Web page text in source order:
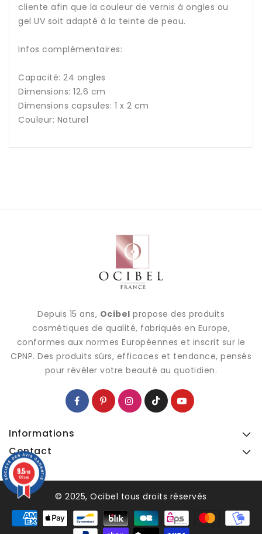
cliente afin que la couleur de vernis à ongles ou
gel UV soit adapté à la teinte de peau.
Infos complémentaires:
Capacité: 24 ongles
Dimensions: 12.6 cm
Dimensions capsules: 1 x 2 cm
Couleur: Naturel
Depuis 15 ans, Ocibel propose des produits
cosmétiques de qualité, fabriqués en Europe,
conformes aux normes Européennes et inscrit sur le
CPNP. Des produits sûrs, efficaces et tendance, pensés
pour révéler votre beauté au quotidien.
Informations
Contact
© 2025, Ocibel tous droits réservés
9.5/10
128 avis
9.5/10
128 avis